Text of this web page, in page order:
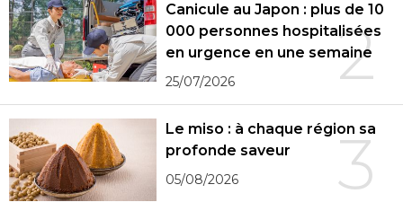
2
Canicule au Japon : plus de 10
000 personnes hospitalisées
en urgence en une semaine
25/07/2026
3
Le miso : à chaque région sa
profonde saveur
05/08/2026